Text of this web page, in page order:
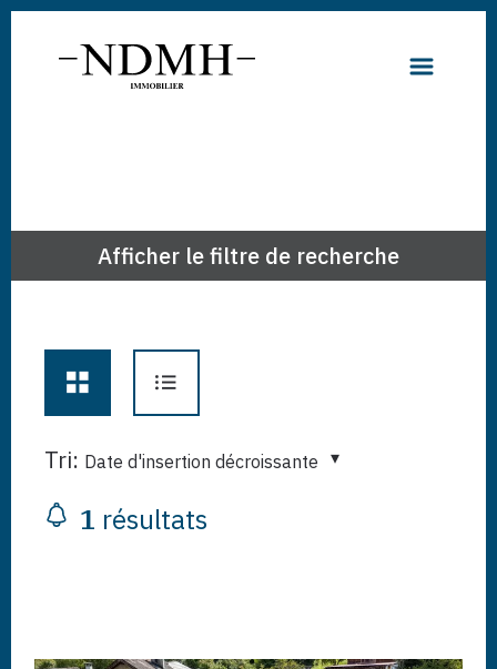
Afficher le filtre de recherche
Tri: Date d'insertion décroissante
1 résultats